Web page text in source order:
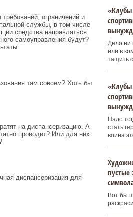
ограничений и
службы, в том числе
средства направляться
самоуправления будут?
там совсем? Хоть бы
на диспансеризацию. А
проводит? Или для них
диспансеризация для
Дело ни
или в
тащить
Надо
стать
воина
пустые
Вот бы